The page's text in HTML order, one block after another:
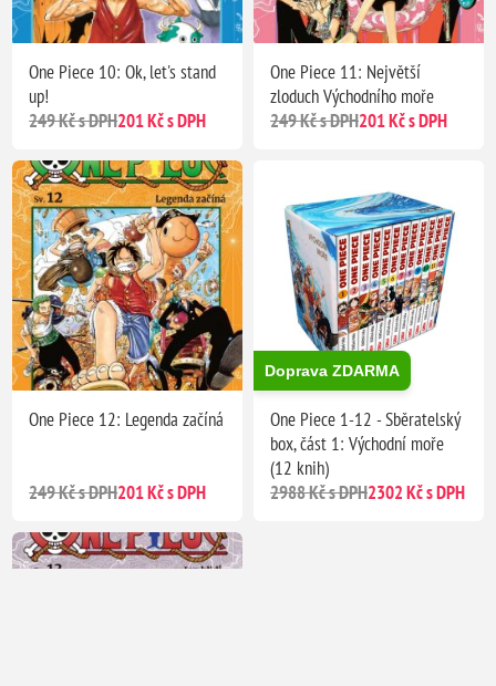
One Piece 10: Ok, let's stand
up!
249 Kč s DPH201 Kč s DPH
One Piece 11: Největší
zloduch Východního moře
249 Kč s DPH201 Kč s DPH
One Piece 12: Legenda začíná
249 Kč s DPH201 Kč s DPH
Doprava ZDARMA
One Piece 1-12 - Sběratelský
box, část 1: Východní moře
(12 knih)
2988 Kč s DPH2302 Kč s DPH